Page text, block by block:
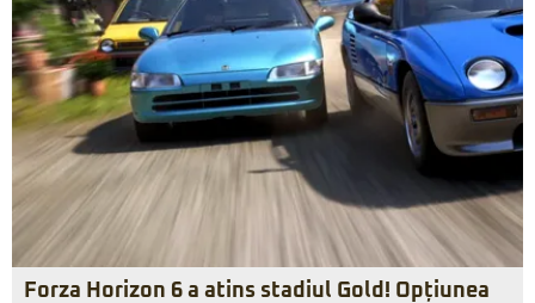
Forza Horizon 6 a atins stadiul Gold! Opțiunea